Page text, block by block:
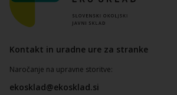
Kontakt in uradne ure za stranke
Naročanje na upravne storitve:
ekosklad@ekosklad.si